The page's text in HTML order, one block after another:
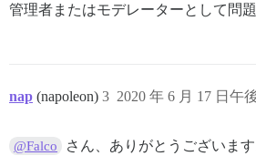
管理者またはモデレーターとして問
nap (napoleon) 2020 年 6 月 17 日午
3
@Falco
さん、ありがとうございます